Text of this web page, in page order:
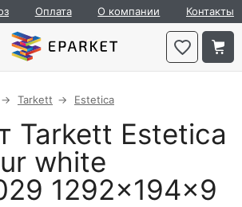
Оплата О компании Контакты
Tarkett Estetica
Tarkett Estetica
white
1292×194×9